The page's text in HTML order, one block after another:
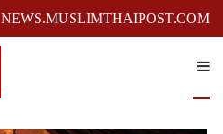
NEWS.MUSLIMTHAIPOST.COM